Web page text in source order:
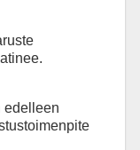
edelleen